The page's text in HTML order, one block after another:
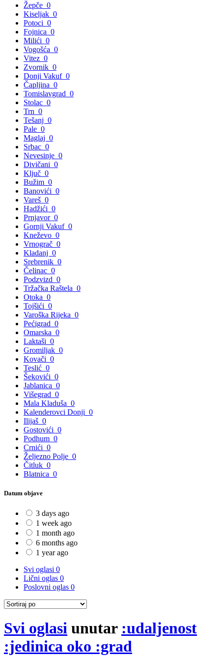
Žepče 0
Kiseljak 0
Potoci 0
Fojnica 0
Milići 0
Vogošća 0
Vitez 0
Zvornik 0
Donji Vakuf 0
Čapljina 0
Tomislavgrad 0
Stolac 0
Trn 0
Tešanj 0
Pale 0
Maglaj 0
Srbac 0
Nevesinje 0
Divičani 0
Ključ 0
Bužim 0
Banovići 0
Vareš 0
Hadžići 0
Prnjavor 0
Gornji Vakuf 0
Kneževo 0
Vrnograč 0
Kladanj 0
Srebrenik 0
Čelinac 0
Podzvizd 0
Tržačka Raštela 0
Otoka 0
Tojšići 0
Varoška Rijeka 0
Pećigrad 0
Omarska 0
Laktaši 0
Gromiljak 0
Kovači 0
Teslić 0
Šekovići 0
Jablanica 0
Višegrad 0
Mala Kladuša 0
Kalenderovci Donji 0
Ilijaš 0
Gostovići 0
Podhum 0
Crnići 0
Željezno Polje 0
Čitluk 0
Blatnica 0
Datum objave
3 days ago
1 week ago
1 month ago
6 months ago
1 year ago
Svi oglasi 0
Lični oglas 0
Poslovni oglas 0
Svi oglasi unutar :udaljenost
:jedinica oko :grad